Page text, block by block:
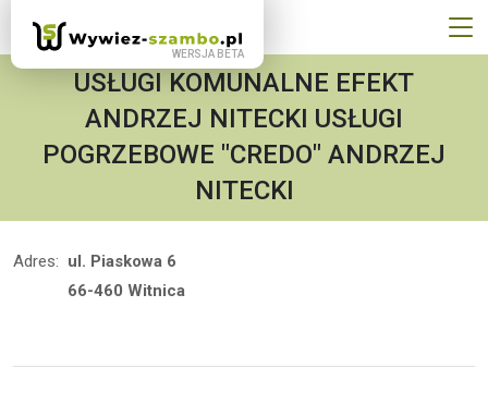
USŁUGI KOMUNALNE EFEKT
ANDRZEJ NITECKI USŁUGI
POGRZEBOWE "CREDO" ANDRZEJ
NITECKI
Adres: ul. Piaskowa 6
66-460 Witnica